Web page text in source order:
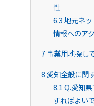
性
6.3地元ネ
情報へのア
7事業用地探し
8 愛知全般に関
8.1Q.愛知
すればよい